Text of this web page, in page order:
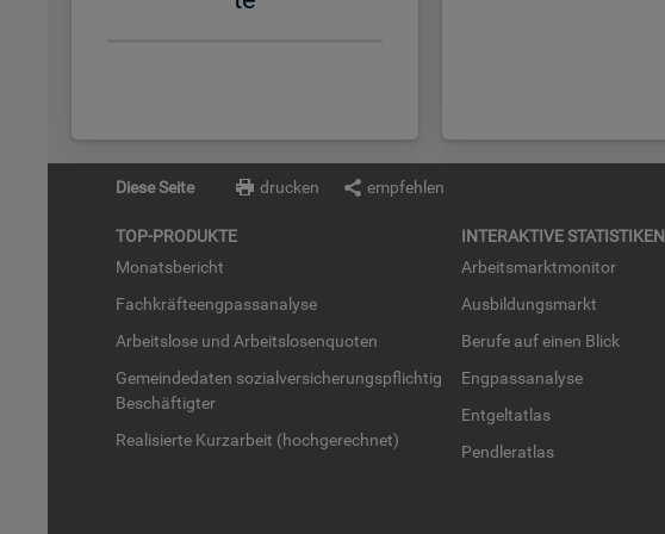
Diese Seite drucken empfehlen
TOP-PRO­DUK­TE
Mo­nats­be­richt
Fach­kräf­te­eng­pass­ana­ly­se
Ar­beits­lo­se und Ar­beits­lo­sen­quo­ten
Ge­mein­de­da­ten so­zi­al­ver­si­che­rungs­pflich­tig
Be­schäf­tig­ter
Rea­li­sier­te Kurz­ar­beit (hoch­ge­rech­net)
IN­TER­AK­TI­VE STA­TIS­TI­KEN
Ar­beits­markt­mo­ni­tor
Aus­bil­dungs­markt
Be­ru­fe auf einen Blick
Eng­pass­ana­ly­se
Ent­gel­t­at­las
Pend­ler­at­las